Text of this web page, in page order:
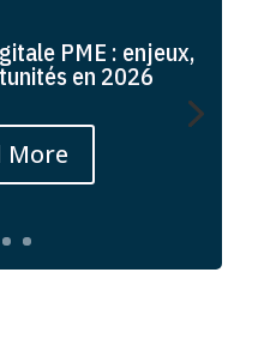
PME : enjeux,
en 2026
More